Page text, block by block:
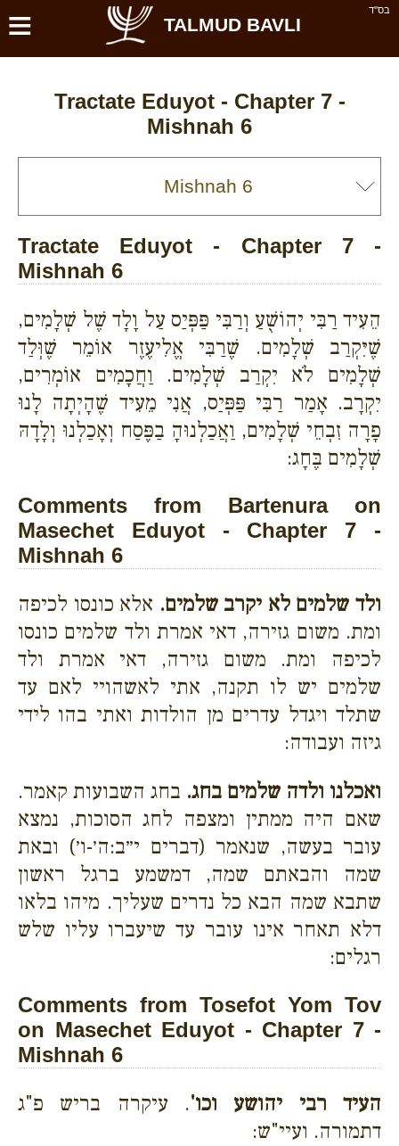
בס''ד ≡ TALMUD BAVLI
Tractate Eduyot - Chapter 7 -
Mishnah 6
Tractate Eduyot - Chapter 7 -
Mishnah 6
הֵעִיד רַבִּי יְהוֹשֻׁעַ וְרַבִּי פַּפְּיַס עַל וָלָד שֶׁל שְׁלָמִים,
שֶׁיִּקְרַב שְׁלָמִים. שֶׁרַבִּי אֱלִיעֶזֶר אוֹמֵר שֶׁוְּלַד
שְׁלָמִים לֹא יִקְרַב שְׁלָמִים. וַחֲכָמִים אוֹמְרִים,
יִקְרָב. אָמַר רַבִּי פַּפְּיַס, אֲנִי מֵעִיד שֶׁהָיְתָה לָנוּ
פָרָה זִבְחֵי שְׁלָמִים, וַאֲכַלְנוּהָ בַפֶּסַח וְאָכַלְנוּ וְלָדָהּ
שְׁלָמִים בֶּחָג:
Comments from Bartenura on
Masechet Eduyot - Chapter 7 -
Mishnah 6
ולד שלמים לא יקרב שלמים. אלא כונסו לכיפה
ומת. משום גזירה, דאי אמרת ולד שלמים כונסו
לכיפה ומת. משום גזירה, דאי אמרת ולד
שלמים יש לו תקנה, אתי לאשהויי לאם עד
שתלד ויגדל עדרים מן הולדות ואתי בהו לידי
גיזה ועבודה:
ואכלנו ולדה שלמים בחג. בחג השבועות קאמר.
שאם היה ממתין ומצפה לחג הסוכות, נמצא
עובר בעשה, שנאמר (דברים י״ב:ה׳-ו׳) ובאת
שמה והבאתם שמה, דמשמע ברגל ראשון
שתבא שמה הבא כל נדרים שעליך. מיהו בלאו
דלא תאחר אינו עובר עד שיעברו עליו שלש
רגלים:
Comments from Tosefot Yom Tov
on Masechet Eduyot - Chapter 7 -
Mishnah 6
העיד רבי יהושע וכו'. עיקרה בריש פ"ג
דתמורה. ועיי"ש: